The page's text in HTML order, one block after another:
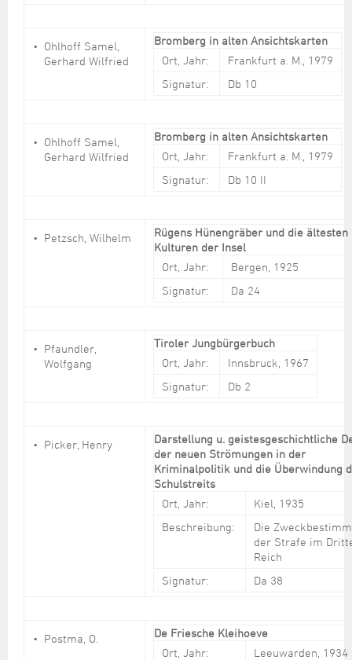
Ohlhoff Samel,
Gerhard Wilfried
Bromberg in alten Ansichtskarten
Ort, Jahr:
Frankfurt a. M., 1979
Signatur:
Db 10
Ohlhoff Samel,
Gerhard Wilfried
Bromberg in alten Ansichtskarten
Ort, Jahr:
Frankfurt a. M., 1979
Signatur:
Db 10 II
Petzsch, Wilhelm
Rügens Hünengräber und die ältesten
Kulturen der Insel
Ort, Jahr:
Bergen, 1925
Signatur:
Da 24
Pfaundler,
Wolfgang
Tiroler Jungbürgerbuch
Ort, Jahr:
Innsbruck, 1967
Signatur:
Db 2
Picker, Henry
Darstellung u. geistesgeschichtliche
der neuen Strömungen in der
Kriminalpolitik und die Überwindung
Schulstreits
Ort, Jahr:
Kiel, 1935
Beschreibung:
Die
der Strafe im
Reich
Signatur:
Da 38
Postma, O.
De Friesche Kleihoeve
Ort, Jahr:
Leeuwarden, 1934